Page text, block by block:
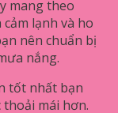
mang theo
lạnh và ho
nên chuẩn bị
nắng.
tốt nhất bạn
thoải mái hơn.